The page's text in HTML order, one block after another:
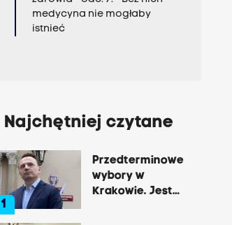
medycyna nie mogłaby
istnieć
Najchętniej czytane
1
Przedterminowe
wybory w
Krakowie. Jest